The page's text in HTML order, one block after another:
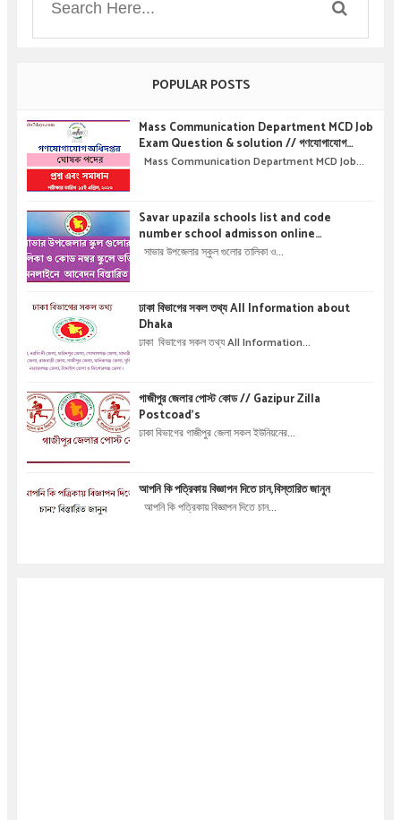
POPULAR POSTS
Mass Communication Department MCD Job
Exam Question & solution // গণযোগাযোগ
অধিদপ্তরে নিয়োগ পরীক্ষার প্রশ্ন এবং সমাধান
Mass Communication Department MCD Job...
Savar upazila schools list and code
number school admisson online
application details !! সাভার উপজেলার স্কুল গুলোর
সাভার উপজেলার স্কুল গুলোর তালিকা ও...
ঢাকা বিভাগের সকল তথ্য All Information about
Dhaka
ঢাকা বিভাগের সকল তথ্য All Information...
গাজীপুর জেলার পোস্ট কোড // Gazipur Zilla
Postcoad's
ঢাকা বিভাগের গাজীপুর জেলা সকল ইউনিয়নের...
আপনি কি পত্রিকায় বিজ্ঞাপন দিতে চান,বিস্তারিত জানুন
আপনি কি পত্রিকায় বিজ্ঞাপন দিতে চান...